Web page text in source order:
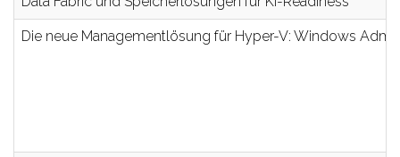
Die neue Managementlösung für Hyper-V: Windows